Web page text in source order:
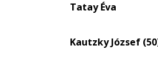
Tatay Éva
Kautzky József